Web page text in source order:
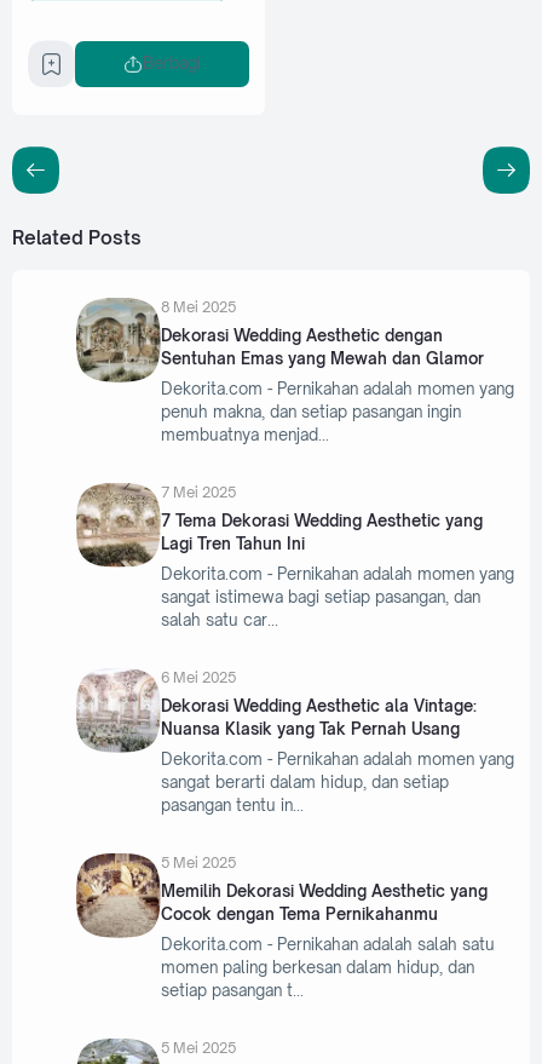
Berbagi
Related Posts
8 Mei 2025
Dekorasi Wedding Aesthetic dengan
Sentuhan Emas yang Mewah dan Glamor
Dekorita.com - Pernikahan adalah momen yang
penuh makna, dan setiap pasangan ingin
membuatnya menjad
7 Mei 2025
7 Tema Dekorasi Wedding Aesthetic yang
Lagi Tren Tahun Ini
Dekorita.com - Pernikahan adalah momen yang
sangat istimewa bagi setiap pasangan, dan
salah satu car
6 Mei 2025
Dekorasi Wedding Aesthetic ala Vintage:
Nuansa Klasik yang Tak Pernah Usang
Dekorita.com - Pernikahan adalah momen yang
sangat berarti dalam hidup, dan setiap
pasangan tentu in
5 Mei 2025
Memilih Dekorasi Wedding Aesthetic yang
Cocok dengan Tema Pernikahanmu
Dekorita.com - Pernikahan adalah salah satu
momen paling berkesan dalam hidup, dan
setiap pasangan t
5 Mei 2025